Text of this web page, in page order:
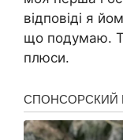
відповіді я
що подумаю.
плюси.